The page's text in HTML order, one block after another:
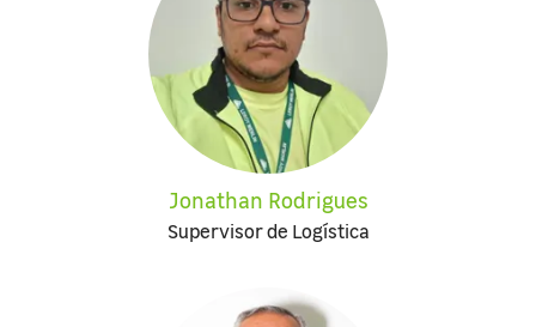
Jonathan Rodrigues
Supervisor de Logística